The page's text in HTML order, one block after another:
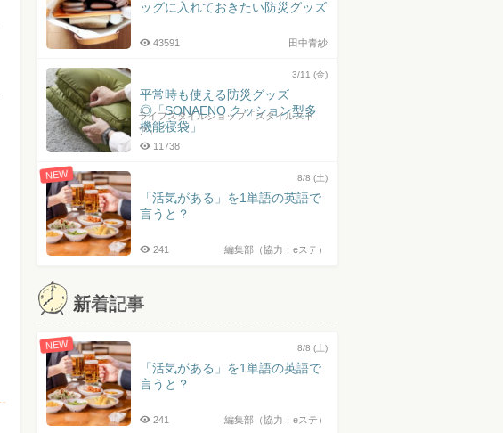
ッグに入れておきたい防災グッズ
田中青紗
43591
3/11 (金)
平常時も使える防災グッズ
◎「SONAENO クッション型多
機能寝袋」
ライフスタイルショップ「スタイルスト
ア」
11738
NEW 8/8 (土)
「活気がある」を1単語の英語で
言うと？
編集部（協力：eステ）
241
新着記事
NEW 8/8 (土)
「活気がある」を1単語の英語で
言うと？
編集部（協力：eステ）
241